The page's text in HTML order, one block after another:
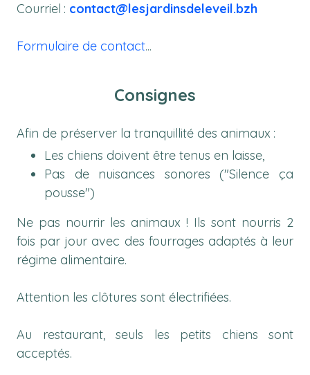
Courriel : contact@lesjardinsdeleveil.bzh
Formulaire de contact...
Consignes
Afin de préserver la tranquillité des animaux :
Les chiens doivent être tenus en laisse,
Pas de nuisances sonores
("Silence ça
pousse")
Ne pas nourrir les animaux ! Ils sont nourris 2
fois par jour avec des fourrages adaptés à leur
régime alimentaire.
Attention les clôtures sont électrifiées.
Au restaurant, seuls les petits chiens sont
acceptés.